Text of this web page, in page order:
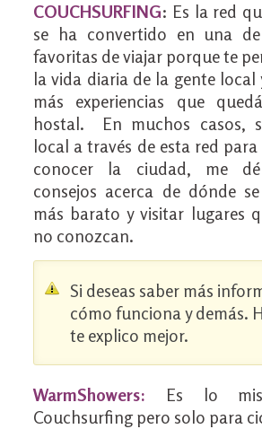
COUCHSURFING: Es la red
se ha convertido en una
favoritas de viajar porque te
la vida diaria de la gente local
más experiencias que
hostal. En muchos casos,
local a través de esta red
conocer la ciudad, me
consejos acerca de dónde
más barato y visitar lugares
no conozcan.
Si deseas saber más
cómo funciona y demás.
te explico mejor.
WarmShowers:
Es lo
Couchsurfing pero solo para